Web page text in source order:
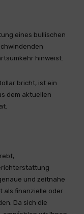
eines bullischen
hinweist.
bricht, ist ein
dem aktuellen
und zeitnahe
als finanzielle oder
Da sich die